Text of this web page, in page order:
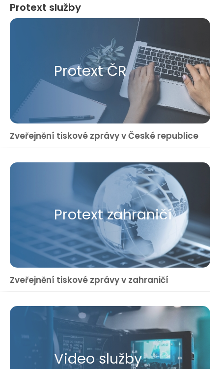
Protext služby
Protext ČR
Zveřejnění tiskové zprávy v České republice
Protext zahraničí
Zveřejnění tiskové zprávy v zahraničí
Video služby